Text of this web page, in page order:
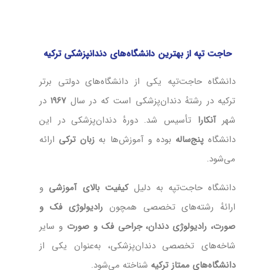
حاجت تپه از بهترین دانشگاه‌های دندانپزشکی ترکیه
دانشگاه حاجت‌تپه یکی از دانشگاه‌های دولتی برتر
ترکیه در رشتهٔ دندان‌پزشکی است که در سال۱۹۶۷در
شهرآنکارا تأسیس شد. دورهٔ دندان‌پزشکی در این
دانشگاه پنج‌ساله بوده و آموزش‌ها به زبان ترکی ارائه
می‌شود.
دانشگاه حاجت‌تپه به دلیلکیفیت بالای آموزشی و
ارائهٔ رشته‌های تخصصی همچونرادیولوژی فک و
صورت، رادیولوژی دندان، جراحی فک و صورت و سایر
شاخه‌های تخصصی دندان‌پزشکی، به‌عنوان یکی از
دانشگاه‌های ممتاز ترکیه شناخته می‌شود.